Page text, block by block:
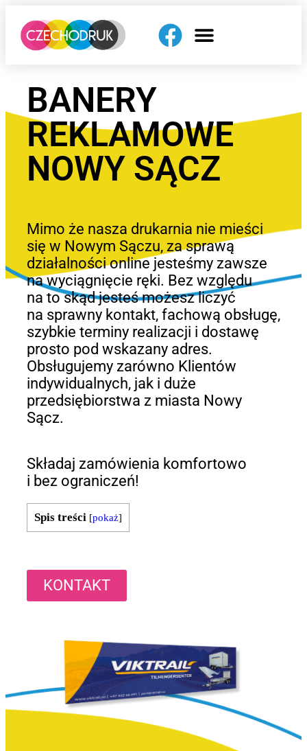
BANERY
REKLAMOWE
NOWY SĄCZ
Mimo że nasza drukarnia nie mieści
się w Nowym Sączu, za sprawą
działalności online jesteśmy zawsze
na wyciągnięcie ręki. Bez względu
na to skąd jesteś możesz liczyć
na sprawny kontakt, fachową obsługę,
szybkie terminy realizacji i dostawę
prosto pod wskazany adres.
Obsługujemy zarówno Klientów
indywidualnych, jak i duże
przedsiębiorstwa z miasta Nowy
Sącz.
Składaj zamówienia komfortowo
i bez ograniczeń!
Spis treści [pokaż]
KONTAKT